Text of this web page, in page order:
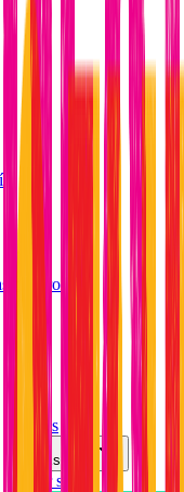
del producto
Precios
Español
Iniciar sesión